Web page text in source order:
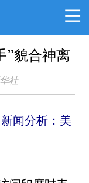
”貌合神离
社
新闻分析：美